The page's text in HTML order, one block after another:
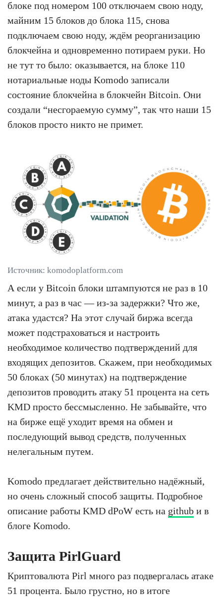
блоке под номером 100 отключаем свою ноду,
майним 15 блоков до блока 115, снова
подключаем свою ноду, ждём реорганизацию
блокчейна и одновременно потираем руки. Но
не тут то было: оказывается, на блоке 110
нотариальные ноды Komodo записали
состояние блокчейна в блокчейн Bitcoin. Они
создали “несгораемую сумму”, так что наши 15
блоков просто никто не примет.
Источник: komodoplatform.com
А если у Bitcoin блоки штампуются не раз в 10
минут, а раз в час — из-за задержки? Что же,
атака удастся? На этот случай биржа всегда
может подстраховаться и настроить
необходимое количество подтверждений для
входящих депозитов. Скажем, при необходимых
50 блоках (50 минутах) на подтверждение
депозитов проводить атаку 51 процента на сеть
KMD просто бессмысленно. Не забывайте, что
на бирже ещё уходит время на обмен и
последующий вывод средств, полученных
нелегальным путем.
Komodo предлагает действительно надёжный,
но очень сложный способ защиты. Подробное
описание работы KMD dPoW есть на github и в
блоге Komodo.
Защита PirlGuard
Криптовалюта Pirl много раз подвергалась атаке
51 процента. Было грустно, но в итоге